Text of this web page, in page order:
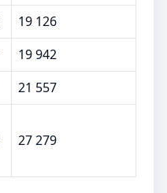
19 126
19 942
21 557
27 279